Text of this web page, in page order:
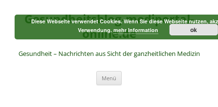
springen
Gesundheitsblog-mediportal-
online.de
Gesundheit – Nachrichten aus Sicht der ganzheitlichen Medizin
Menü
Diese Webseite verwendet Cookies. Wenn Sie diese Webseite nutzen,
Verwendung. mehr Information ok